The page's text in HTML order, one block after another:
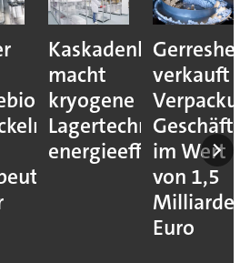
Kaskadenkonzept
macht
kryogene
Lagertechnik
energieeffizienter
verkauft
im Wert
von 1,5
Euro